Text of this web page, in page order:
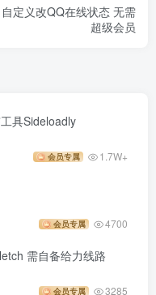
自定义改QQ在线状态 无需
超级会员
具Sideloadly
会员专属 1.7W+
会员专属 4700
需自备给力线路
会员专属 3285